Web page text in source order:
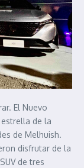
El Nuevo
de la
de Melhuish.
disfrutar de la
de tres